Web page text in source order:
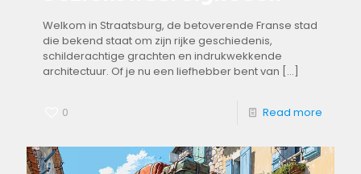
Welkom in Straatsburg, de betoverende‍ Franse⁤ stad
die bekend staat om zijn rijke ⁣geschiedenis,
schilderachtige grachten en indrukwekkende
architectuur. Of je‌ nu⁤ een liefhebber ‌bent ⁢van‌ […]
0 Read more